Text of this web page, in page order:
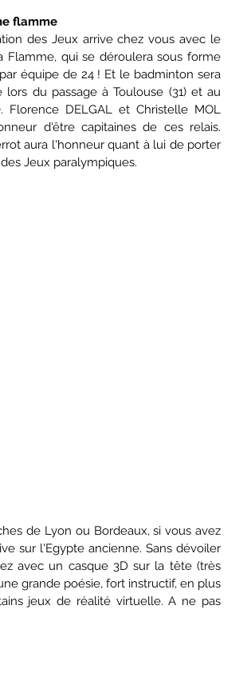
flamme
des Jeux arrive chez vous avec le
Flamme, qui se déroulera sous forme
équipe de 24 ! Et le badminton sera
lors du passage à Toulouse (31) et au
Florence DELGAL et Christelle MOL
d'être capitaines de ces relais.
aura l'honneur quant à lui de porter
Jeux paralympiques.
de Lyon ou Bordeaux, si vous avez
sur l'Egypte ancienne. Sans dévoiler
avec un casque 3D sur la tête (très
grande poésie, fort instructif, en plus